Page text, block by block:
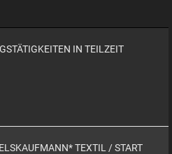
IN TEILZEIT
TEXTIL / START